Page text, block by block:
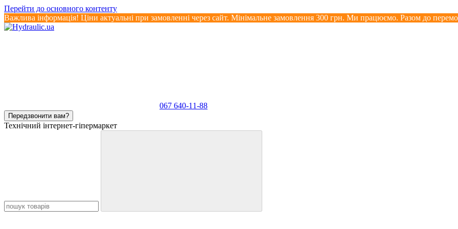
Перейти до основного контенту
Важлива інформація! Ціни актуальні при замовленні через сайт. Мінімальне замовлення 300 грн. Ми працюємо. Разом до
067 640-11-88
Передзвонити вам?
Технічний інтернет-гіпермаркет